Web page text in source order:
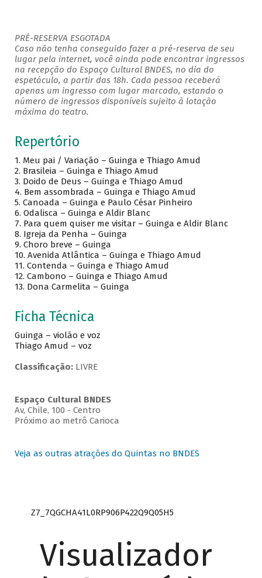
PRÉ-RESERVA ESGOTADA
Caso não tenha conseguido fazer a pré-reserva de seu
lugar pela internet, você ainda pode encontrar ingressos
na recepção do Espaço Cultural BNDES, no dia do
espetáculo, a partir das 18h. Cada pessoa receberá
apenas um ingresso com lugar marcado, estando o
número de ingressos disponíveis sujeito à lotação
máxima do teatro.
Repertório
1. Meu pai / Variação – Guinga e Thiago Amud
2. Brasileia – Guinga e Thiago Amud
3. Doido de Deus – Guinga e Thiago Amud
4. Bem assombrada – Guinga e Thiago Amud
5. Canoada – Guinga e Paulo César Pinheiro
6. Odalisca – Guinga e Aldir Blanc
7. Para quem quiser me visitar – Guinga e Aldir Blanc
8. Igreja da Penha – Guinga
9. Choro breve – Guinga
10. Avenida Atlântica – Guinga e Thiago Amud
11. Contenda – Guinga e Thiago Amud
12. Cambono – Guinga e Thiago Amud
13. Dona Carmelita – Guinga
Ficha Técnica
Guinga – violão e voz
Thiago Amud – voz
Classificação: LIVRE
Espaço Cultural BNDES
Av, Chile, 100 - Centro
Próximo ao metrô Carioca
Veja as outras atrações do Quintas no BNDES
Z7_7QGCHA41L0RP906P422Q9Q05H5
Visualizador